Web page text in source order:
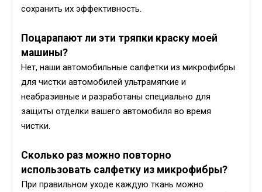
сохранить их эффективность.
Поцарапают ли эти тряпки краску моей
машины?
Нет, наши автомобильные салфетки из микрофибры
для чистки автомобилей ультрамягкие и
неабразивные и разработаны специально для
защиты отделки вашего автомобиля во время
чистки.
Сколько раз можно повторно
использовать салфетку из микрофибры?
При правильном уходе каждую ткань можно